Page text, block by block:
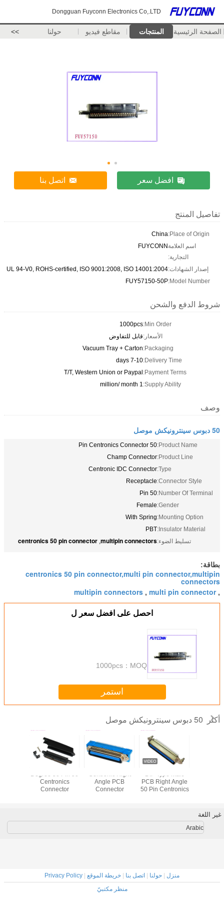
Dongguan Fuyconn Electronics Co,.LTD
الصفحة الرئيسية المنتجات مقاطع فيديو حولنا >>
افضل سعر اتصل بنا
تفاصيل المنتج
Place of Origin:
China
اسم العلامة
التجارية:
FUYCONN
إصدار الشهادات:UL 94-V0, ROHS-certified, ISO 9001:2008, ISO 14001:2004
Model Number:
FUY57150-50P
شروط الدفع والشحن
Min Order:
1000pcs
الأسعار:قابل للتفاوض
Packaging:
Vacuum Tray + Carton
Delivery Time:
7-10 days
Payment Terms:
T/T, Western Union or Paypal
Supply Ability:
1 million/ month
وصف
50 دبوس سينترونيكش موصل
Product Name:
50 Pin Centronics Connector
Product Line:
Champ Connector
Type:
Centronic IDC Connector
Connector Style:
Receptacle
Number Of Terminal:
50 Pin
Gender:
Female
Mounting Option:
With Spring
Insulator Material:
PBT
تسليط الضوء:multipin connectors
,
centronics 50 pin connector
بطاقة:
centronics 50 pin connector,multi pin connector,multipin
connectors
,
multi pin connector
,
multipin connectors
احصل على افضل سعر ل
MOQ：
1000pcs
استمر
أكثر 50 دبوس سينترونيكش موصل
90 Degree 50 Pin
Centronics
Connector
Centronic Right
Angle PCB
Connector
UL
DIP Type Male
PCB Right Angle
50 Pin Centronics
غير اللغة
Arabic
منزل | حولنا | اتصل بنا | خريطة الموقع |
Privacy Policy
منظر مكتبيّ